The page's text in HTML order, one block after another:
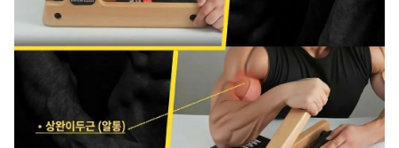
A/S 책임자와 전화번호 상품 상세설명 참조
주문후 예상 배송기간 상품 상세설명 참조